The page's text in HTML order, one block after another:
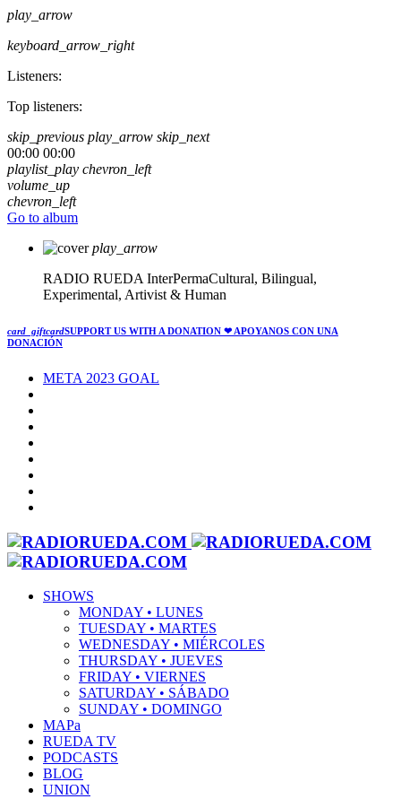
play_arrow
keyboard_arrow_right
Listeners:
Top listeners:
skip_previous play_arrow skip_next
00:00 00:00
playlist_play chevron_left
volume_up
chevron_left
Go to album
play_arrow
RADIO RUEDA InterPermaCultural, Bilingual,
Experimental, Artivist & Human
card_giftcardSUPPORT US WITH A DONATION ❤ APOYANOS CON UNA
DONACIÓN
META 2023 GOAL
SHOWS
MONDAY • LUNES
TUESDAY • MARTES
WEDNESDAY • MIÉRCOLES
THURSDAY • JUEVES
FRIDAY • VIERNES
SATURDAY • SÁBADO
SUNDAY • DOMINGO
MAPa
RUEDA TV
PODCASTS
BLOG
UNION